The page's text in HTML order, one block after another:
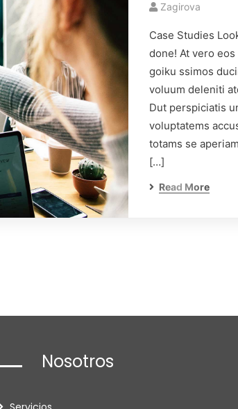
Zagirova
Case Studies
done! At vero
goiku ssimos
voluum deleniti
Dut perspiciatis
voluptatems
totams se
[…]
Read More
Nosotros